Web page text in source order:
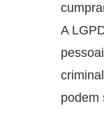
A
podem